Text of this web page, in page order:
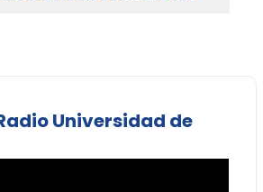
Universidad de